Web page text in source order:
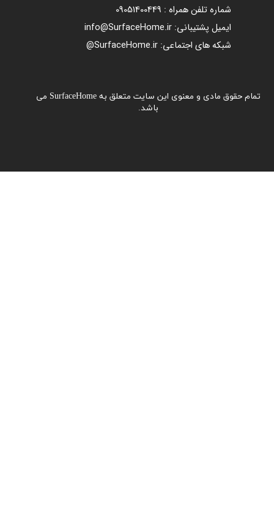
شماره تلفن همراه : 09051400449
ایمیل پشتیبانی: info@SurfaceHome.ir
شبکه های اجتماعی: SurfaceHome.ir@
تمام حقوق مادی و معنوی این سایت متعلق به SurfaceHome می
باشد.